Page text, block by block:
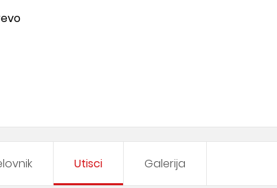
Utisci Galerija